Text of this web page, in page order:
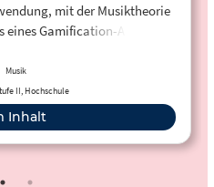
mit der Musiktheorie
Gamification-Ansatzes
Musik
II, Hochschule
Inhalt